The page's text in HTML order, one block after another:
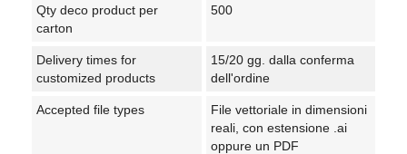
Qty deco product per
carton
500
Delivery times for
customized products
15/20 gg. dalla conferma
dell'ordine
Accepted file types
File vettoriale in dimensioni
reali, con estensione .ai
oppure un PDF